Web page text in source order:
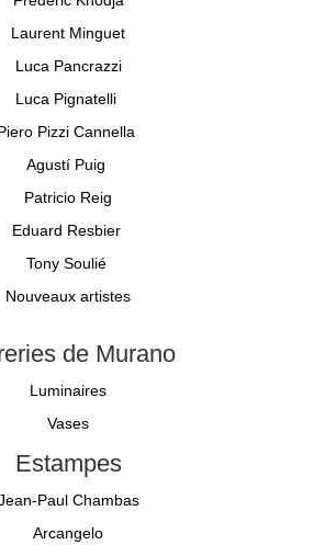
Laurent Minguet
Luca Pancrazzi
Luca Pignatelli
Pizzi Cannella
Agustí Puig
Patricio Reig
Eduard Resbier
Tony Soulié
Nouveaux artistes
de Murano
Luminaires
Vases
Estampes
Paul Chambas
Arcangelo